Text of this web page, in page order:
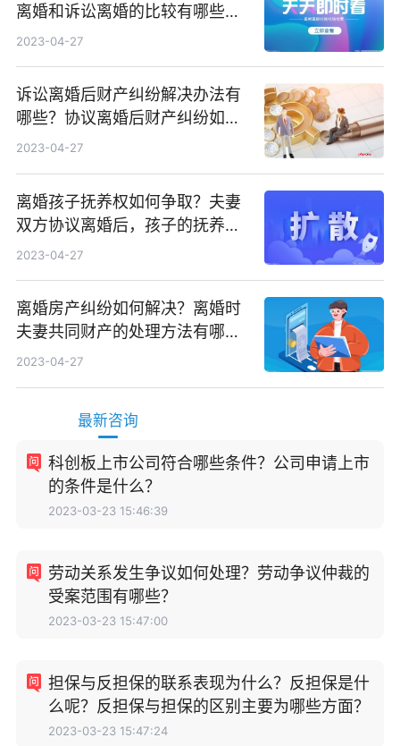
离婚和诉讼离婚的比较有哪些不
同？
2023-04-27
诉讼离婚后财产纠纷解决办法有
哪些？协议离婚后财产纠纷如何
处理？
2023-04-27
离婚孩子抚养权如何争取？夫妻
双方协议离婚后，孩子的抚养费
如何确定？
2023-04-27
离婚房产纠纷如何解决？离婚时
夫妻共同财产的处理方法有哪
些？
2023-04-27
最新咨询
科创板上市公司符合哪些条件？公司申请上市
的条件是什么？
2023-03-23 15:46:39
劳动关系发生争议如何处理？劳动争议仲裁的
受案范围有哪些？
2023-03-23 15:47:00
担保与反担保的联系表现为什么？反担保是什
么呢？反担保与担保的区别主要为哪些方面？
2023-03-23 15:47:24